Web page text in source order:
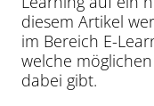
diesem Artikel
im Bereich E-
welche
dabei gibt.